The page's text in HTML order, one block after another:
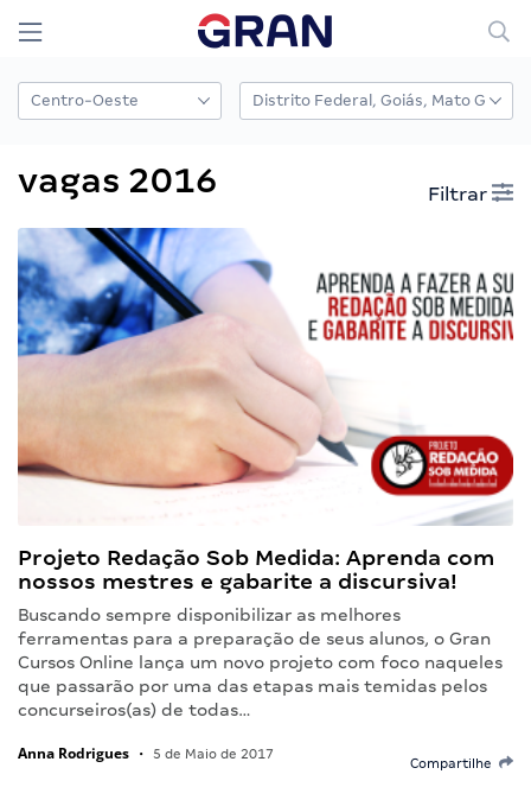
vagas 2016 Filtrar
Projeto Redação Sob Medida: Aprenda com
nossos mestres e gabarite a discursiva!
Buscando sempre disponibilizar as melhores
ferramentas para a preparação de seus alunos, o Gran
Cursos Online lança um novo projeto com foco naqueles
que passarão por uma das etapas mais temidas pelos
concurseiros(as) de todas…
Anna Rodrigues • 5 de Maio de 2017
Compartilhe